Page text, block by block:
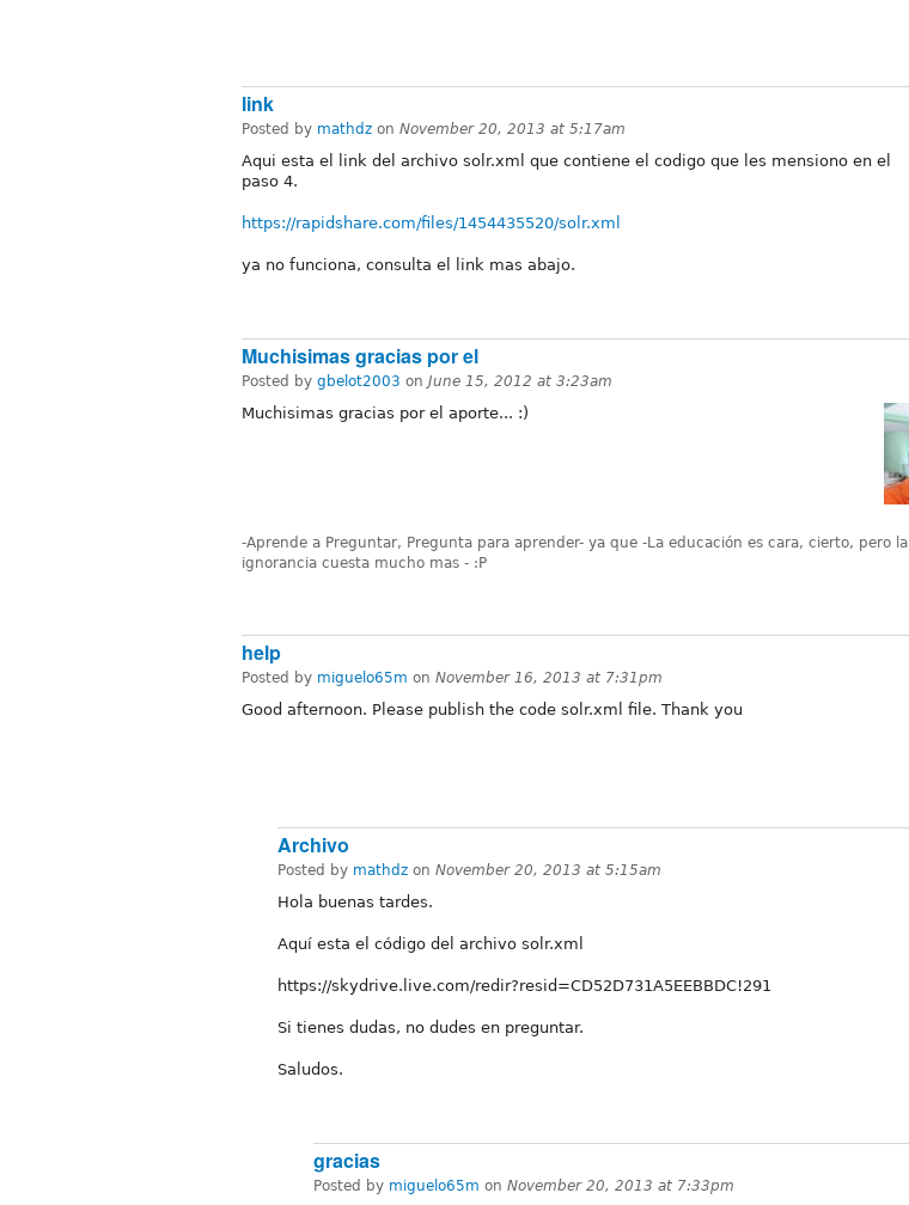
link
Posted by mathdz on November 20, 2013 at 5:17am
Aqui esta el link del archivo solr.xml que contiene el codigo que les mensiono en el
paso 4.
https://rapidshare.com/files/1454435520/solr.xml
ya no funciona, consulta el link mas abajo.
Muchisimas gracias por el
Posted by gbelot2003 on June 15, 2012 at 3:23am
Muchisimas gracias por el aporte... :)
-Aprende a Preguntar, Pregunta para aprender- ya que -La educación es cara, cierto, pero la
ignorancia cuesta mucho mas - :P
help
Posted by miguelo65m on November 16, 2013 at 7:31pm
Good afternoon. Please publish the code solr.xml file. Thank you
Archivo
Posted by mathdz on November 20, 2013 at 5:15am
Hola buenas tardes.
Aquí esta el código del archivo solr.xml
https://skydrive.live.com/redir?resid=CD52D731A5EEBBDC!291
Si tienes dudas, no dudes en preguntar.
Saludos.
gracias
Posted by miguelo65m on November 20, 2013 at 7:33pm